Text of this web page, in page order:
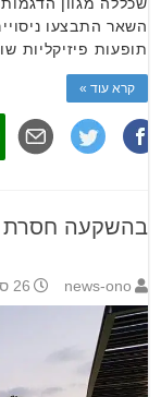
השאר התבצעו
תופעות פיזיקליות
קרא עוד »
בהשקעה חסרת
news-ono 26 ספטמבר 2018 11:20